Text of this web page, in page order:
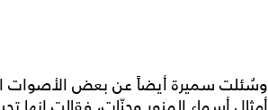
وسُئلت سميرة أيضاً عن بعض الأصوات